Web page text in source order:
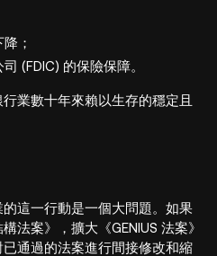
；
(FDIC) 的保險保障。
業數十年來賴以生存的穩定且
這一行動是一個大問題。如果
法案》，擴大《GENIUS 法案》
通過的法案進行間接修改和縮